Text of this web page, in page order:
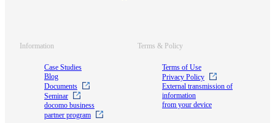
Information
Case Studies
Blog
Documents
Seminar
docomo business
partner program
Terms & Policy
Terms of Use
Privacy Policy
External transmission of
information
from your device